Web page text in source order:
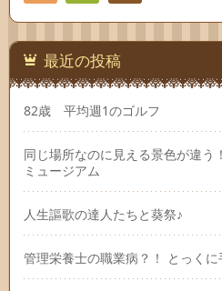
Feedly連絡
先
最近の投稿
82歳 平均週1のゴルフ
同じ場所なのに見える景色が違う
ミュージアム
人生謳歌の達人たちと葵祭♪
管理栄養士の職業病？！ とっく